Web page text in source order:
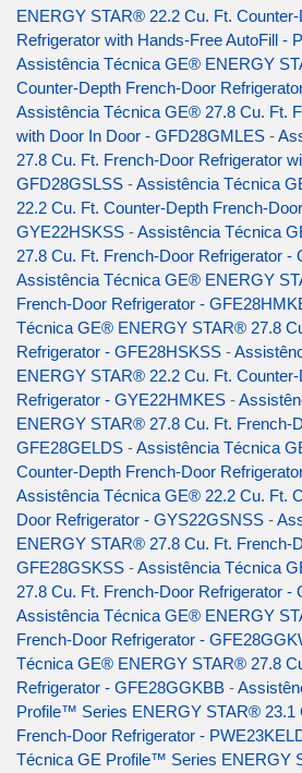
ENERGY STAR® 22.2 Cu. Ft.
Refrigerator with Hands-Free AutoFill -
Assistência Técnica GE® ENERGY
Counter-Depth French-Door
Assistência Técnica GE® 27.8 Cu. Ft.
with Door In Door - GFD28GMLES -
27.8 Cu. Ft. French-Door Refrigerator
GFD28GSLSS -Assistência Técnica
22.2 Cu. Ft. Counter-Depth French-
GYE22HSKSS -Assistência Técnica
27.8 Cu. Ft. French-Door Refrigerator -
Assistência Técnica GE® ENERGY
French-Door Refrigerator -
Técnica GE® ENERGY STAR® 27.8
Refrigerator - GFE28HSKSS -
ENERGY STAR® 22.2 Cu. Ft.
Refrigerator - GYE22HMKES -
ENERGY STAR® 27.8 Cu. Ft. French-
GFE28GELDS -Assistência Técnica
Counter-Depth French-Door
Assistência Técnica GE® 22.2 Cu. Ft.
Door Refrigerator - GYS22GSNSS -
ENERGY STAR® 27.8 Cu. Ft. French-
GFE28GSKSS -Assistência Técnica
27.8 Cu. Ft. French-Door Refrigerator -
Assistência Técnica GE® ENERGY
French-Door Refrigerator -
Técnica GE® ENERGY STAR® 27.8
Refrigerator - GFE28GGKBB -
Profile™ Series ENERGY STAR® 23.1
French-Door Refrigerator -
Técnica GE Profile™ Series ENERGY